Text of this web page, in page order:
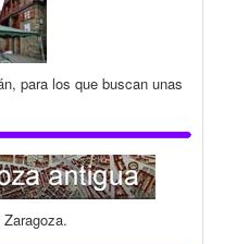
para los que buscan unas